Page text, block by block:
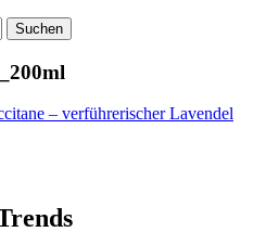
– verführerischer Lavendel